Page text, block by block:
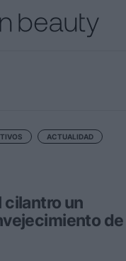
ACTUALIDAD
cilantro un
de